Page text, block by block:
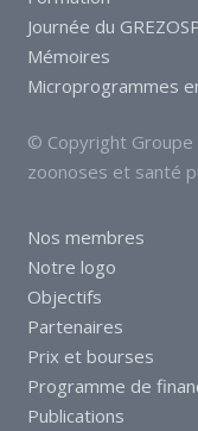
Journée du
Mémoires
Microprogrammes
© Copyright
zoonoses et santé
Nos membres
Notre logo
Objectifs
Partenaires
Prix et bourses
Programme de
Publications